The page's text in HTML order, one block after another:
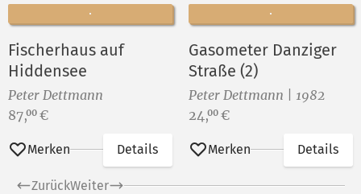
Fischerhaus auf
Hiddensee
Peter Dettmann
Preis:
87,00 €
Merken Details
Gasometer Danziger
Straße (2)
Peter Dettmann | 1982
Preis:
24,00 €
Merken Details
ZurückWeiter